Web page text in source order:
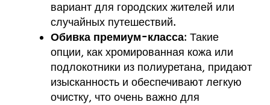
вариант для городских жителей или
случайных путешествий.
Обивка премиум-класса: Такие
опции, как хромированная кожа или
подлокотники из полиуретана, придают
изысканность и обеспечивают легкую
очистку, что очень важно для